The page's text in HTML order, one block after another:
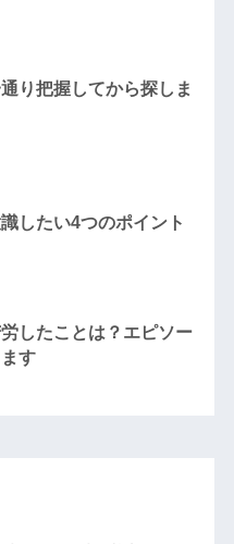
り把握してから探しま
したい4つのポイント
したことは？エピソー
す